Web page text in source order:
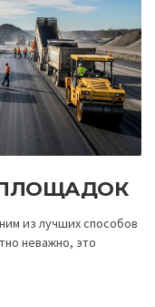
из лучших способов
неважно, это